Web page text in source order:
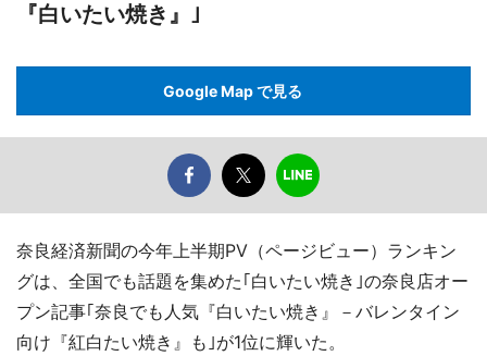
『白いたい焼き』｣
Google Map で見る
奈良経済新聞の今年上半期PV（ページビュー）ランキン
グは、全国でも話題を集めた｢白いたい焼き｣の奈良店オー
プン記事｢奈良でも人気『白いたい焼き』－バレンタイン
向け『紅白たい焼き』も｣が1位に輝いた。